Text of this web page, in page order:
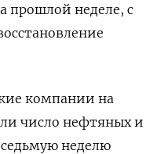
прошлой неделе, с
компании на
число нефтяных и
седьмую неделю